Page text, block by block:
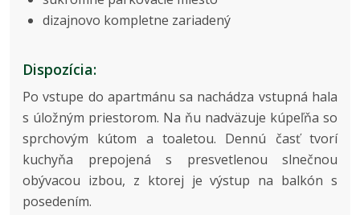
dizajnovo kompletne zariadený
Dispozícia:
Po vstupe do apartmánu sa nachádza vstupná hala
s úložným priestorom. Na ňu nadväzuje kúpeľňa so
sprchovým kútom a toaletou. Dennú časť tvorí
kuchyňa prepojená s presvetlenou slnečnou
obývacou izbou, z ktorej je výstup na balkón s
posedením.